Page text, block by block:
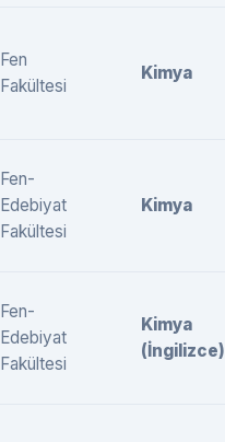
Fen
Fakültesi
Kimya
Fen-
Edebiyat
Fakültesi
Kimya
Fen-
Edebiyat
Fakültesi
Kimya
(İngilizce)